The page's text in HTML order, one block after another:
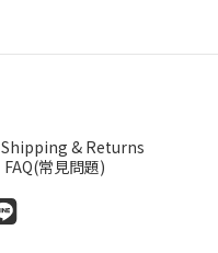
Shipping & Returns
FAQ(常見問題)